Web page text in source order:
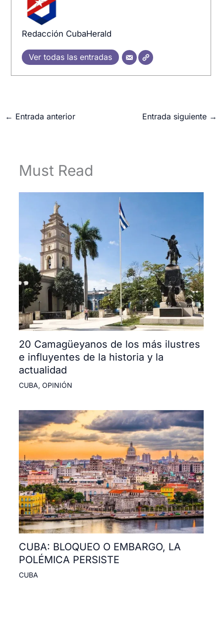
Redacción CubaHerald
Ver todas las entradas
← Entrada anterior Entrada siguiente →
Must Read
20 Camagüeyanos de los más ilustres
e influyentes de la historia y la
actualidad
CUBA, OPINIÓN
CUBA: BLOQUEO O EMBARGO, LA
POLÉMICA PERSISTE
CUBA